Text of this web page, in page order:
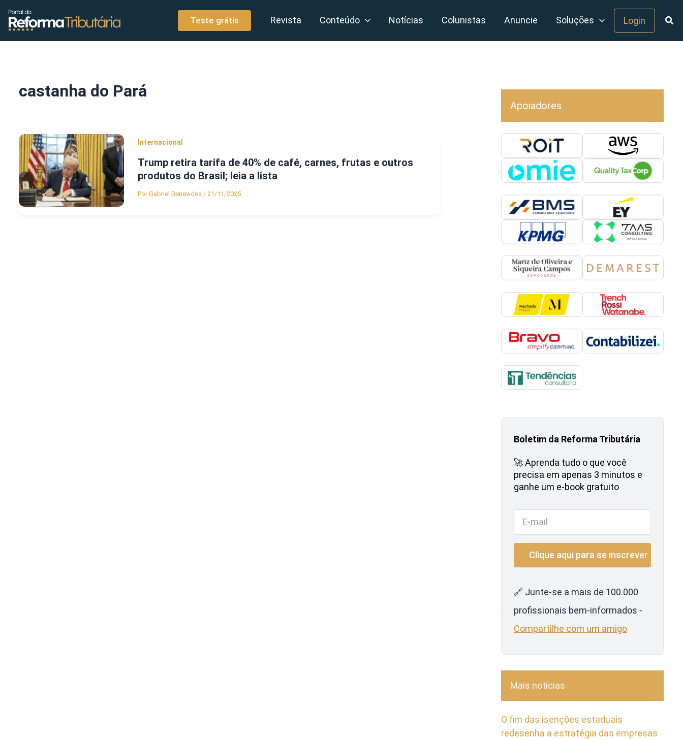
conteúdo
Teste grátis Revista Conteúdo Notícias Colunistas Anuncie Soluções Login
castanha do Pará
Internacional
Trump retira tarifa de 40% de café, carnes, frutas e outros
produtos do Brasil; leia a lista
PorGabriel Benevides / 21/11/2025
Apoiadores
Boletim da Reforma Tributária
🚀 Aprenda tudo o que você
precisa em apenas 3 minutos e
ganhe um e-book gratuito
🔗 Junte-se a mais de 100.000
profissionais bem-informados -
Compartilhe com um amigo
Mais notícias
O fim das isenções estaduais
redesenha a estratégia das empresas